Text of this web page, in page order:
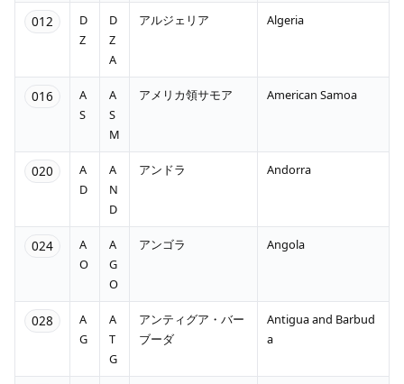
012
D
Z
D
Z
A
アルジェリア Algeria
016
A
S
A
S
M
アメリカ領サモア American Samoa
020
A
D
A
N
D
アンドラ Andorra
024
A
O
A
G
O
アンゴラ Angola
028
A
G
A
T
G
アンティグア・バー
ブーダ
Antigua and Barbud
a